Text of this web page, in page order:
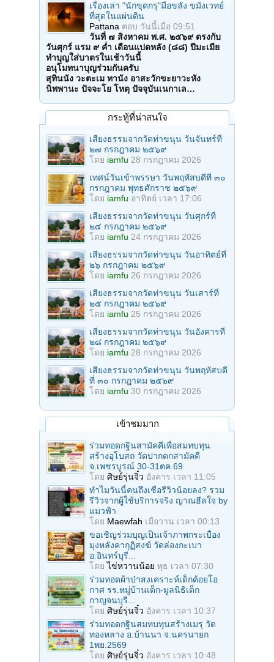
เรื่องเล่า "นักขุดกรุ"มือขลัง ขมังเวทย์
ที่สุดในแผ่นดิน
Pattana ตอบ วันนี้เมื่อ 09:51
วันที่ ๗ สิงหาคม พ.ศ. ๒๕๖๙ ตรงกับ
วันศุกร์ แรม ๙ ค่ำ เดือนแปดหลัง (๘๘) ปีมะเมีย
ทำบุญใส่บาตรในเช้าวันนี้
อนุโมทนาบุญร่วมกันครับ
สุทินนัง วะตะเม ทานัง อาสะวักขะยาวะหัง
นิพพานะ ปัจจะโย โหตุ ปัจจุบันเนกาเล…
กระทู้ที่น่าสนใจ
เสียงธรรมจากวัดท่าขนุน วันจันทร์ที่
๒๗ กรกฎาคม ๒๕๖๙
โดย iamfu 28 กรกฎาคม 2026
เทศน์วันเข้าพรรษา วันพฤหัสบดีที่ ๓๐
กรกฎาคม พุทธศักราช ๒๕๖๙
โดย iamfu อาทิตย์ เวลา 17:06
เสียงธรรมจากวัดท่าขนุน วันศุกร์ที่
๒๔ กรกฎาคม ๒๕๖๙
โดย iamfu 24 กรกฎาคม 2026
เสียงธรรมจากวัดท่าขนุน วันอาทิตย์ที่
๒๖ กรกฎาคม ๒๕๖๙
โดย iamfu 26 กรกฎาคม 2026
เสียงธรรมจากวัดท่าขนุน วันเสาร์ที่
๒๕ กรกฎาคม ๒๕๖๙
โดย iamfu 25 กรกฎาคม 2026
เสียงธรรมจากวัดท่าขนุน วันอังคารที่
๒๘ กรกฎาคม ๒๕๖๙
โดย iamfu 28 กรกฎาคม 2026
เสียงธรรมจากวัดท่าขนุน วันพฤหัสบดี
ที่ ๓๐ กรกฎาคม ๒๕๖๙
โดย iamfu 30 กรกฎาคม 2026
เข้าชมมาก
ร่วมทอดกฐินสามัคคีเพื่อสมทบทุน
สร้างอุโบสถ วัดปากตกสามัคคี
จ.เพชรบูรณ์ 30-31ตค.69
โดย ศิษย์รุ่นจิ๋ว อังคาร เวลา 11:05
ทำไมวันนี้คนถึงเชื่อรีวิวน้อยลง? รวม
รีวิวจากผู้ใช้บริการจริง ญาณฮีลใจ by
แมวฟ้า
โดย Maewfah เมื่อวาน เวลา 00:13
ขอเชิญร่วมบุญเป็นเจ้าภาพกระเบื้อง
มุงหลังคากุฏิสงฆ์ วัดล่องกะเบา
อ.อินทร์บุรี...
โดยไข่หวานน้อย พุธ เวลา 07:30
ร่วมทอดผ้าป่าสงเคราะห์เด็กด้อยโอ
กาศ รร.หมู่บ้านเด็ก-มูลนิธิเด็ก
กาญจนบุรี...
โดย ศิษย์รุ่นจิ๋ว อังคาร เวลา 10:37
ร่วมทอดกฐินสมทบทุนสร้างเมรุ วัด
ทองหลาง อ.บ้านนา จ.นครนายก
1พย.2569
โดย ศิษย์รุ่นจิ๋ว อังคาร เวลา 10:48